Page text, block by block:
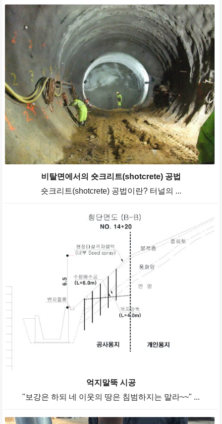
비탈면에서의 숏크리트(shotcrete) 공법
숏크리트(shotcrete) 공법이란? 터널의 ...
억지말뚝 시공
"보강은 하되 네 이웃의 땅은 침범하지는 말라~~" ...